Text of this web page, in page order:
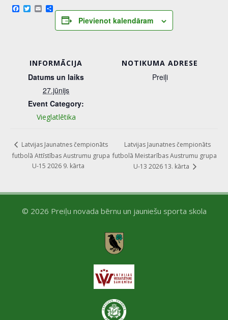
Facebook
Twitter
EmailShare
Pievienot kalendāram
INFORMĀCIJA
Datums un laiks
27.jūnijs
Event Category:
Vieglatlētika
NOTIKUMA ADRESE
Preiļi
Latvijas Jaunatnes čempionāts
futbolā Attīstības Austrumu grupa
U-15 2026 9. kārta
Latvijas Jaunatnes čempionāts
futbolā Meistarības Austrumu grupa
U-13 2026 13. kārta
© 2026 Preiļu novada bērnu un jauniešu sporta skola